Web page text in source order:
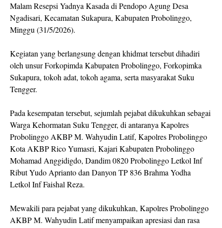
Malam Resepsi Yadnya Kasada di Pendopo Agung Desa
Ngadisari, Kecamatan Sukapura, Kabupaten Probolinggo,
Minggu (31/5/2026).
Kegiatan yang berlangsung dengan khidmat tersebut dihadiri
oleh unsur Forkopimda Kabupaten Probolinggo, Forkopimka
Sukapura, tokoh adat, tokoh agama, serta masyarakat Suku
Tengger.
Pada kesempatan tersebut, sejumlah pejabat dikukuhkan sebagai
Warga Kehormatan Suku Tengger, di antaranya Kapolres
Probolinggo AKBP M. Wahyudin Latif, Kapolres Probolinggo
Kota AKBP Rico Yumasri, Kajari Kabupaten Probolinggo
Mohamad Anggidigdo, Dandim 0820 Probolinggo Letkol Inf
Ribut Yudo Aprianto dan Danyon TP 836 Brahma Yodha
Letkol Inf Faishal Reza.
Mewakili para pejabat yang dikukuhkan, Kapolres Probolinggo
AKBP M. Wahyudin Latif menyampaikan apresiasi dan rasa